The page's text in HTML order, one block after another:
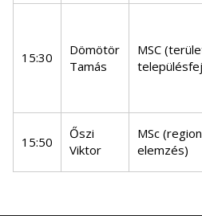
15:30
Dömötör
Tamás
MSC
15:50
Őszi
Viktor
MSc
elemzés)